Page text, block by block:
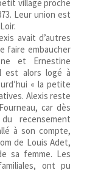
village proche
Leur union est
avait d’autres
faire embaucher
et Ernestine
est alors logé à
« la petite
Alexis reste
car dès
recensement
à son compte,
de Louis Adet,
sa femme. Les
ont pu